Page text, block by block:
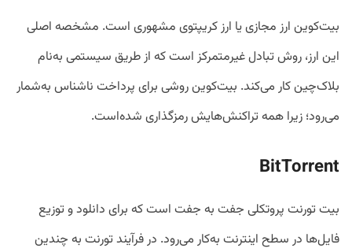
بیت‌کوین ارز مجازی یا ارز کریپتوی مشهوری است. مشخصه اصلی
این ارز، روش تبادل غیرمتمرکز است که از طریق سیستمی به‌نام
بلاک‌چین کار می‌کند. بیت‌کوین روشی برای پرداخت ناشناس به‌شمار
می‌رود؛ زیرا همه تراکنش‌هایش رمزگذاری شده‌است.
BitTorrent
بیت تورنت پروتکلی جفت به جفت است که برای دانلود و توزیع
فایل‌ها در سطح اینترنت به‌کار می‌رود. در فرآیند تورنت به چندین